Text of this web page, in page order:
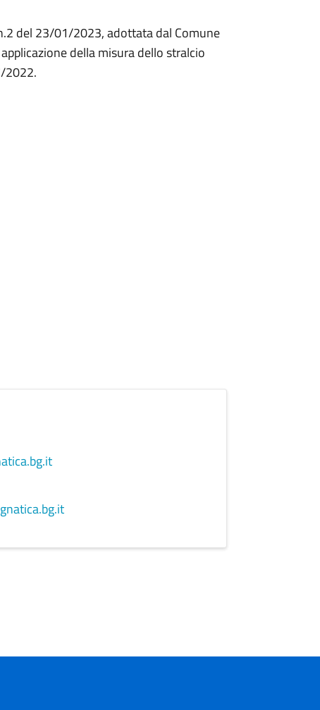
del 23/01/2023, adottata dal Comune
della misura dello stralcio
2022.